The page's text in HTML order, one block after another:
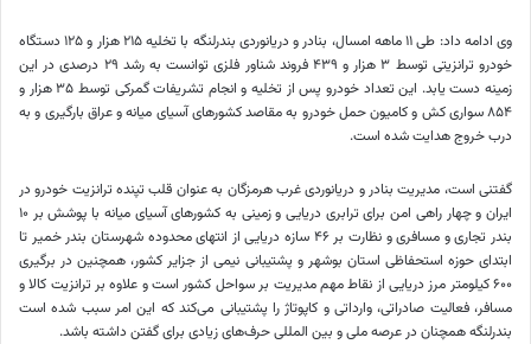
وی ادامه داد: طی ۱۱ ماهه امسال، بنادر و دریانوردی بندرلنگه با تخلیه ۲۱۵ هزار و ۱۲۵ دستگاه
خودرو ترانزیتی توسط ۳ هزار و ۴۳۹ فروند شناور فلزی توانست به رشد ۲۹ درصدی در این
زمینه دست یابد. این تعداد خودرو پس از تخلیه و انجام تشریفات گمرکی توسط ۳۵ هزار و
۸۵۴ سواری کش و کامیون حمل خودرو به مقاصد کشورهای آسیای میانه و عراق بارگیری و به
درب خروج هدایت شده است.
گفتنی است، مدیریت بنادر و دریانوردی غرب هرمزگان به عنوان قلب تپنده ترانزیت خودرو در
ایران و چهار راهی امن برای ترابری دریایی و زمینی به کشورهای آسیای میانه با پوشش بر ۱۰
بندر تجاری و مسافری و نظارت بر ۴۶ سازه دریایی از انتهای محدوده شهرستان بندر خمیر تا
ابتدای حوزه استحفاظی استان بوشهر و پشتیبانی نیمی از جزایر کشور، همچنین در برگیری
۶۰۰ کیلومتر مرز دریایی از نقاط مهم مدیریت بر سواحل کشور است و علاوه بر ترانزیت کالا و
مسافر، فعالیت صادراتی، وارداتی و کاپوتاژرا پشتیبانی می‌کند که این امر سبب شده است
بندرلنگه همچنان در عرصه ملی و بین المللیحرف‌های زیادی برای گفتن داشته باشد.